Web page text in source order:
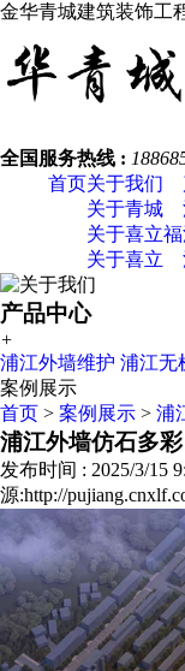
金华青城建筑装饰工
，浦江外墙涂料
讯发布，欢迎您关注
全国服务热线 :
首页关于我们
关于青城
关于喜立福
关于喜立
产品中心
+
浦江外墙维护 浦江无
案例展示
首页 > 案例展示 > 浦
浦江外墙仿石多彩
发布时间 : 2025/3/15
源:http://